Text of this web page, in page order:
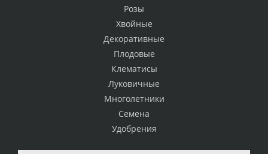
Розы
Хвойные
Декоративные
Плодовые
Клематисы
Луковичные
Многолетники
Семена
Удобрения